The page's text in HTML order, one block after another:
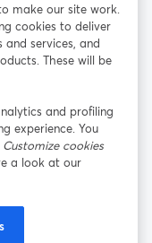
in einem neuen Tab geöffnet
X (Twitter)
in einem neuen Tab geöffnet
geöffnet
Richtlinie
make our site work.
cookies to deliver
services, and
These will be
and profiling
experience. You
Customize cookies
a look at our